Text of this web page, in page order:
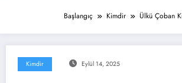
Başlangıç Kimdir Ülkü Çoban
Kimdir Eylül 14, 2025